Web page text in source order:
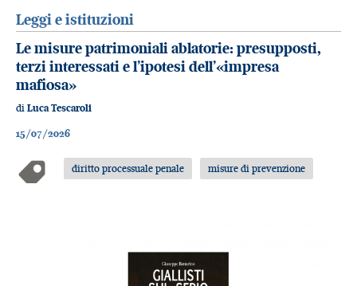
Leggi e istituzioni
Le misure patrimoniali ablatorie: presupposti,
terzi interessati e l’ipotesi dell’«impresa
mafiosa»
di Luca Tescaroli
15/07/2026
diritto processuale penale misure di prevenzione